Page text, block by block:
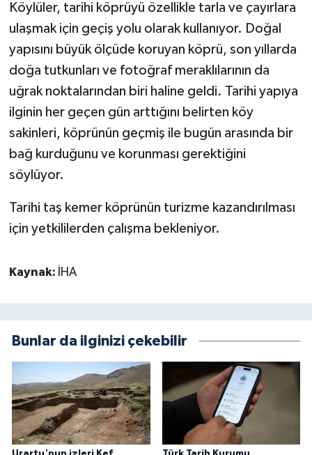
Köylüler, tarihi köprüyü özellikle tarla ve çayırlara
ulaşmak için geçiş yolu olarak kullanıyor. Doğal
yapısını büyük ölçüde koruyan köprü, son yıllarda
doğa tutkunları ve fotoğraf meraklılarının da
uğrak noktalarından biri haline geldi. Tarihi yapıya
ilginin her geçen gün arttığını belirten köy
sakinleri, köprünün geçmiş ile bugün arasında bir
bağ kurduğunu ve korunması gerektiğini
söylüyor.
Tarihi taş kemer köprünün turizme kazandırılması
için yetkililerden çalışma bekleniyor.
Kaynak: İHA
Bunlar da ilginizi çekebilir